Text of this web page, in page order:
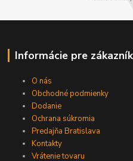
Informácie pre
O nás
Obchodné podmienky
Dodanie
Ochrana súkromia
Predajňa Bratislava
Kontakty
Vrátenie tovaru